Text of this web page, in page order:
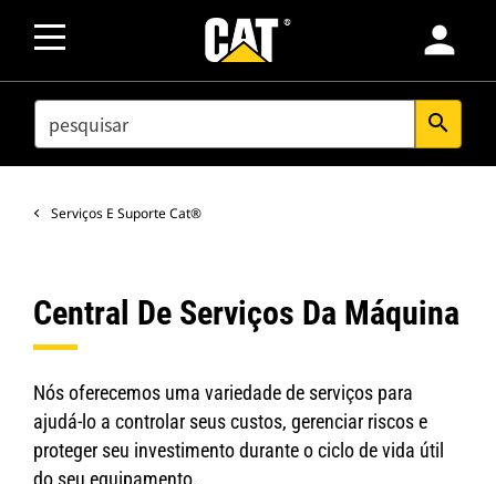
person
SEARCH search
Serviços E Suporte Cat®
Central De Serviços Da Máquina
Nós oferecemos uma variedade de serviços para
ajudá-lo a controlar seus custos, gerenciar riscos e
proteger seu investimento durante o ciclo de vida útil
do seu equipamento.